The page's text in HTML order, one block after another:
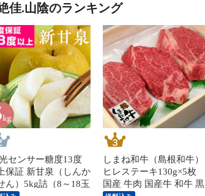
佳.山陰のランキング
センサー糖度13度
保証 新甘泉（しんか
ん）5kg詰（8～18玉
しまね和牛（島根和牛）
ヒレステーキ130g×5枚
国産 牛肉 国産牛 和牛 黒